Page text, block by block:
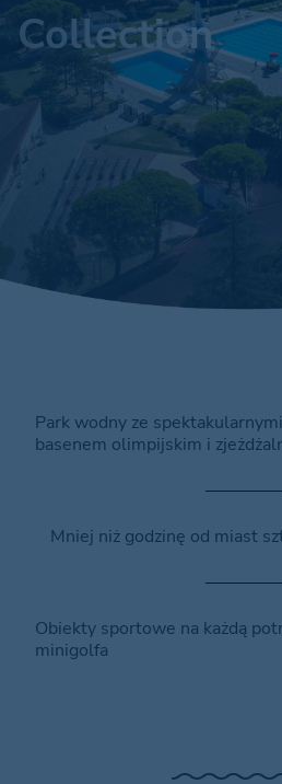
Collection
Park wodny ze
basenem olimpijskim i
Mniej niż godzinę od miast
Obiekty sportowe na każdą
minigolfa